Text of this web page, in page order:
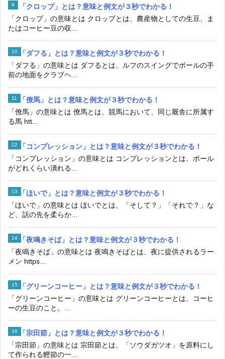
「クロップ」とは？意味と例文が３秒でわかる！
「クロップ」の意味とは クロップとは、農産物としての生豆、ま
たはコーヒー豆の収...
「ダフる」とは？意味と例文が３秒でわかる！
「ダフる」の意味とは ダフるとは、ルフのスイングでボールの手
前の地面をクラブヘ...
「僚馬」とは？意味と例文が３秒でわかる！
「僚馬」の意味とは 僚馬とは、競馬において、同じ厩舎に所属す
る馬 htt...
「コンプレッション」とは？意味と例文が３秒でわかる！
「コンプレッション」の意味とは コンプレッションとは、ボール
がどれくらい潰れる...
「ほいで」とは？意味と例文が３秒でわかる！
「ほいで」の意味とは ほいでとは、「そして？」「それで？」な
ど、話の先を柔らか...
「夜鳴きそば」とは？意味と例文が３秒でわかる！
「夜鳴きそば」の意味とは 夜鳴きそばとは、夜に提供されるラー
メン https...
「グリーンコーヒー」とは？意味と例文が３秒でわかる！
「グリーンコーヒー」の意味とは グリーンコーヒーとは、コーヒ
ーの生豆のこと。...
「宗田節」とは？意味と例文が３秒でわかる！
「宗田節」の意味とは 宗田節とは、「ソウダガツオ」を原料にし
て作られる鰹節の一...